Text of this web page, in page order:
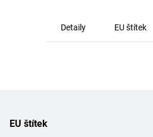
Detaily EU štítek
EU štítek